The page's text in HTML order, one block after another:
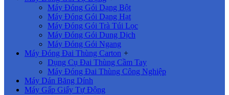
Máy Đóng Gói Dạng Bột
Máy Đóng Gói Dạng Hạt
Máy Đóng Gói Trà Túi Lọc
Máy Đóng Gói Dung Dịch
Máy Đóng Gói Ngang
Máy Đóng Đai Thùng Carton +
Dụng Cụ Đai Thùng Cầm Tay
Máy Đóng Đai Thùng Công Nghiệp
Máy Dán Băng Dính
Máy Gấp Giấy Tự Động